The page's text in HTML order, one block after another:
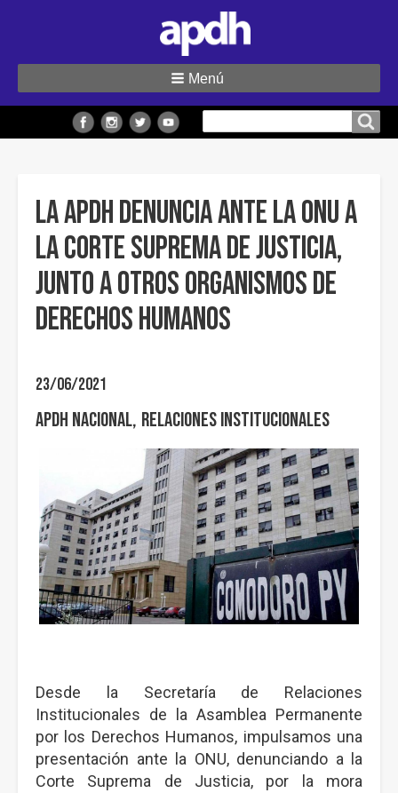
sitio
Menú
La APDH denuncia ante la ONU a
la Corte Suprema de Justicia,
junto a otros Organismos de
Derechos Humanos
23/06/2021
APDH Nacional Relaciones Institucionales
Desde la Secretaría de Relaciones
Institucionales de la Asamblea Permanente
por los Derechos Humanos, impulsamos una
presentación ante la ONU, denunciando a la
Corte Suprema de Justicia, por la mora